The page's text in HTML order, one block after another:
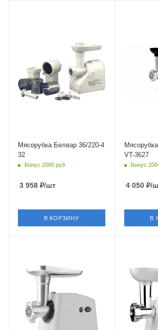
Мясорубка Белвар 36/220-4
32
Бонус 2000 руб.
3 958 ₽/шт
В КОРЗИНУ
VT-3627
Бонус
4 050₽/
В